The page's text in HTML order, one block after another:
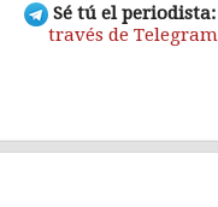
Sé tú el periodista:
través de Telegram